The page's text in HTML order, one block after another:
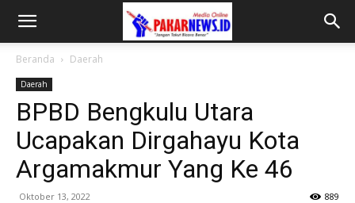
Beranda Daerah
Daerah
BPBD Bengkulu Utara
Ucapakan Dirgahayu Kota
Argamakmur Yang Ke 46
Oktober 13, 2022 889